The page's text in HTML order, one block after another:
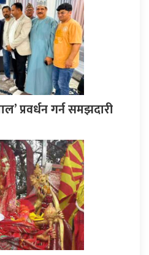
प्रवर्धन गर्न समझदारी